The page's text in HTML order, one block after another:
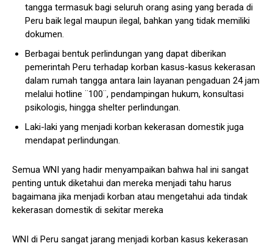
tangga termasuk bagi seluruh orang asing yang berada di
Peru baik legal maupun ilegal, bahkan yang tidak memiliki
dokumen.
Berbagai bentuk perlindungan yang dapat diberikan
pemerintah Peru terhadap korban kasus-kasus kekerasan
dalam rumah tangga antara lain layanan pengaduan 24 jam
melalui hotline ¨100¨, pendampingan hukum, konsultasi
psikologis, hingga shelter perlindungan.
Laki-laki yang menjadi korban kekerasan domestik juga
mendapat perlindungan.​
Semua WNI yang hadir menyampaikan bahwa hal ini sangat
penting untuk diketahui dan mereka menjadi tahu harus
bagaimana jika menjadi korban atau mengetahui ada tindak
kekerasan domestik di sekitar mereka
WNI di Peru sangat jarang menjadi korban kasus kekerasan